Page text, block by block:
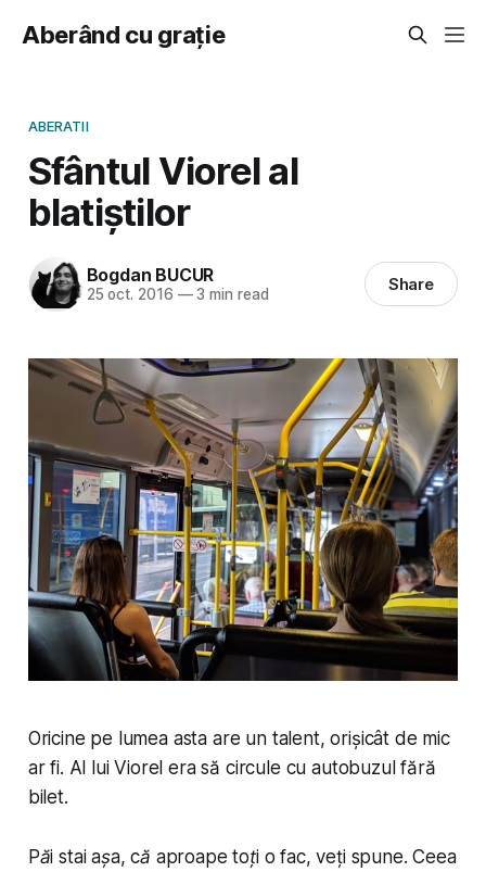
Aberând cu grație
ABERATII
Sfântul Viorel al
blatiștilor
Bogdan BUCUR
25 oct. 2016 —3 min read Share
Oricine pe lumea asta are un talent, orișicât de mic
ar fi. Al lui Viorel era să circule cu autobuzul fără
bilet.
Păi stai așa, că aproape toți o fac, veți spune. Ceea